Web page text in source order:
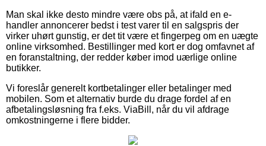
Man skal ikke desto mindre være obs på, at ifald en e-
handler annoncerer bedst i test varer til en salgspris der
virker uhørt gunstig, er det tit være et fingerpeg om en uægte
online virksomhed. Bestillinger med kort er dog omfavnet af
en foranstaltning, der redder køber imod uærlige online
butikker.
Vi foreslår generelt kortbetalinger eller betalinger med
mobilen. Som et alternativ burde du drage fordel af en
afbetalingsløsning fra f.eks. ViaBill, når du vil afdrage
omkostningerne i flere bidder.